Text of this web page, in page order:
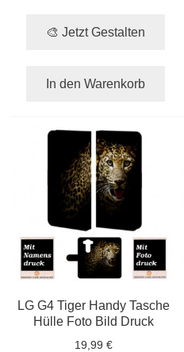
🎨 Jetzt Gestalten
In den Warenkorb
LG G4 Tiger Handy Tasche
Hülle Foto Bild Druck
19,99 €